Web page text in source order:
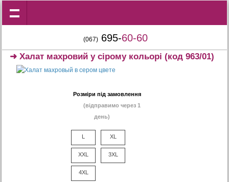
(067) 695-60-60
➜Халат махровий у сірому кольорі (код 963/01)
Розміри під замовлення
(відправимо через 1
день)
L XL
XXL 3XL
4XL